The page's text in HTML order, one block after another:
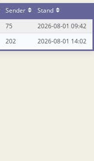
Sender
Stand
75
2026-08-01 09:42
202 2026-08-01 14:02